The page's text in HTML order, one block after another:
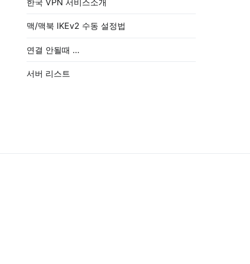
한국 VPN 서비스소개
맥/맥북 IKEv2 수동 설정법
연결 안될때 …
서버 리스트